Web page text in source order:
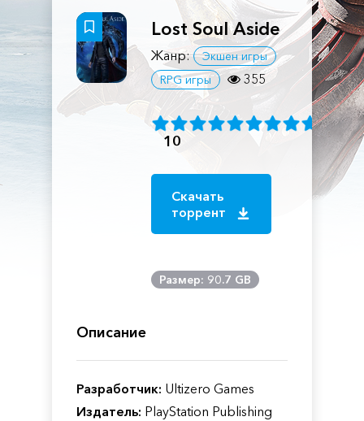
Lost Soul Aside
Жанр:
Экшен игры
RPG игры
355
10
Скачать
торрент
Размер: 90.7 GB
Описание
Разработчик: Ultizero Games
Издатель: PlayStation Publishing